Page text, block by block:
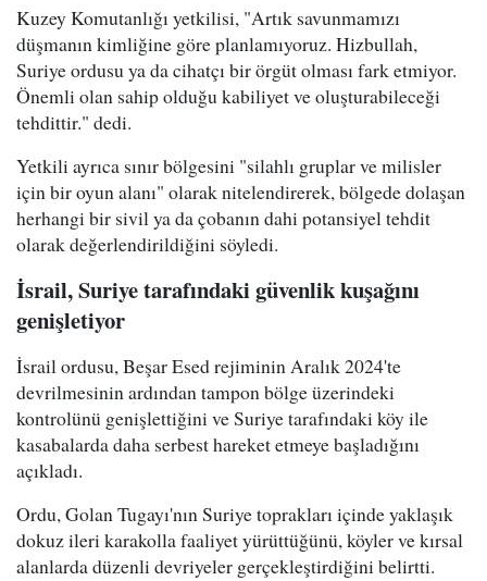
Kuzey Komutanlığı yetkilisi, "Artık savunmamızı
düşmanın kimliğine göre planlamıyoruz. Hizbullah,
Suriye ordusu ya da cihatçı bir örgüt olması fark etmiyor.
Önemli olan sahip olduğu kabiliyet ve oluşturabileceği
tehdittir." dedi.
Yetkili ayrıca sınır bölgesini "silahlı gruplar ve milisler
için bir oyun alanı" olarak nitelendirerek, bölgede dolaşan
herhangi bir sivil ya da çobanın dahi potansiyel tehdit
olarak değerlendirildiğini söyledi.
İsrail, Suriye tarafındaki güvenlik kuşağını
genişletiyor
İsrail ordusu, Beşar Esed rejiminin Aralık 2024'te
devrilmesinin ardından tampon bölge üzerindeki
kontrolünü genişlettiğini ve Suriye tarafındaki köy ile
kasabalarda daha serbest hareket etmeye başladığını
açıkladı.
Ordu, Golan Tugayı'nın Suriye toprakları içinde yaklaşık
dokuz ileri karakolla faaliyet yürüttüğünü, köyler ve kırsal
alanlarda düzenli devriyeler gerçekleştirdiğini belirtti.